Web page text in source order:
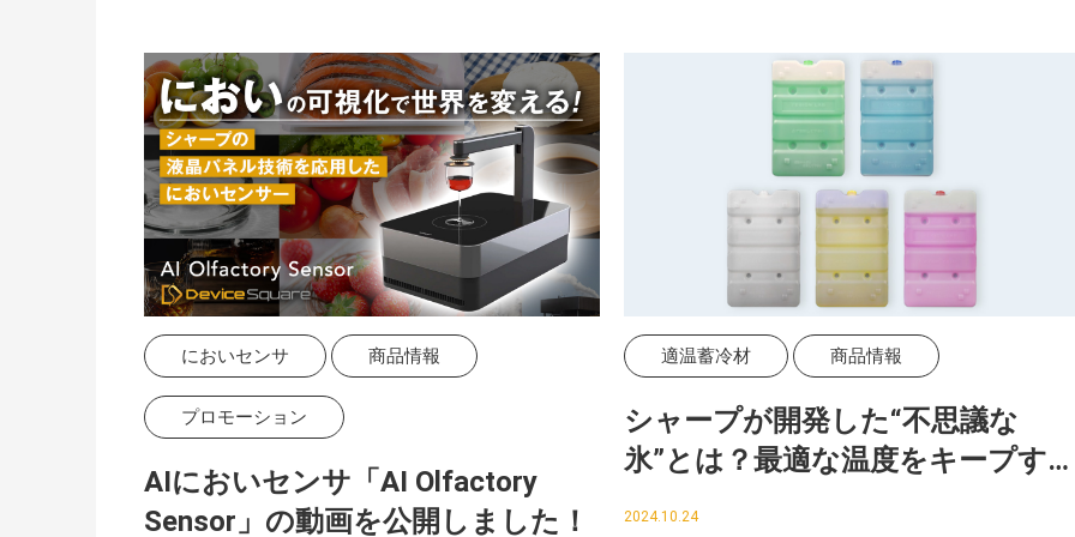
においセンサ 商品情報
プロモーション
AIにおいセンサ「AI Olfactory
Sensor」の動画を公開しました！
適温蓄冷材 商品情報
シャープが開発した“不思議な
氷”とは？最適な温度をキープす
2024.10.24